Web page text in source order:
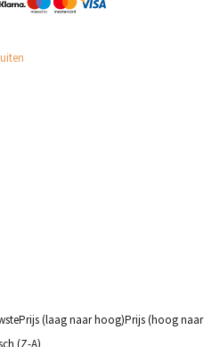
Prijs (laag naar hoog)Prijs (hoog naar
(Z-A)